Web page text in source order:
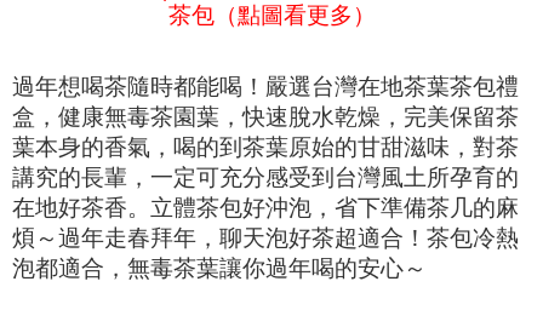
茶包（點圖看更多）
過年想喝茶隨時都能喝！嚴選台灣在地茶葉茶包禮
盒，健康無毒茶園葉，快速脫水乾燥 ，完美保留茶
葉本身的香氣，喝的到茶葉原始的甘甜滋味， 對茶
講究的長輩，一定可充分感受到台灣風土所孕育的
在地好茶香。 立體茶包好沖泡，省下準備茶几的麻
煩～過年走春拜年，聊天泡好茶超適合 ！ 茶包冷熱
泡都適合，無毒茶葉讓你過年喝的安心～